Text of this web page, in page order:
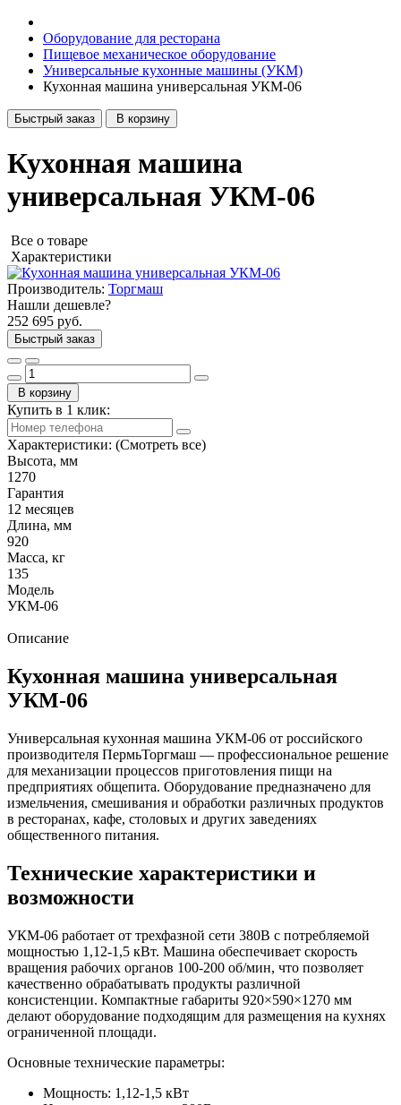
Оборудование для ресторана
Пищевое механическое оборудование
Универсальные кухонные машины (УКМ)
Кухонная машина универсальная УКМ-06
Быстрый заказ В корзину
Кухонная машина
универсальная УКМ-06
Все о товаре
Характеристики
Производитель: Торгмаш
Нашли дешевле?
252 695 руб.
Быстрый заказ
В корзину
Купить в 1 клик:
Характеристики: (Смотреть все)
Высота, мм
1270
Гарантия
12 месяцев
Длина, мм
920
Масса, кг
135
Модель
УКМ-06
Описание
Кухонная машина универсальная
УКМ-06
Универсальная кухонная машина УКМ-06 от российского
производителя ПермьТоргмаш — профессиональное решение
для механизации процессов приготовления пищи на
предприятиях общепита. Оборудование предназначено для
измельчения, смешивания и обработки различных продуктов
в ресторанах, кафе, столовых и других заведениях
общественного питания.
Технические характеристики и
возможности
УКМ-06 работает от трехфазной сети 380В с потребляемой
мощностью 1,12-1,5 кВт. Машина обеспечивает скорость
вращения рабочих органов 100-200 об/мин, что позволяет
качественно обрабатывать продукты различной
консистенции. Компактные габариты 920×590×1270 мм
делают оборудование подходящим для размещения на кухнях
ограниченной площади.
Основные технические параметры:
Мощность: 1,12-1,5 кВт